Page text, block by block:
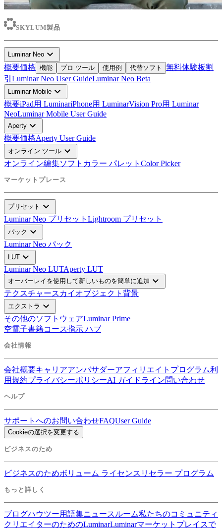
SKYLUM製品
Luminar Neo expand_more
概要価格 機能 プロ ツール 使用例 代替ソフト 無料体験板割
引 Luminar Neo User GuideLuminar Neo Beta
Luminar Mobile expand_more
概要iPad用 LuminariPhone用 LuminarVision Pro用 Luminar
NeoLuminar Mobile User Guide
Aperty expand_more
概要価格Aperty User Guide
オンライン ツール expand_more
オンライン編集ソフト カラー パレット Color Picker
マーケットプレース
プリセット expand_more
Luminar Neo プリセット Lightroom プリセット
パック expand_more
Luminar Neo パック
LUT expand_more
Luminar Neo LUTAperty LUT
オーバーレイを使用して新しいものを簡単に追加 expand_more
テクスチャースカイオブジェクト 背景
エクストラ expand_more
その他のソフトウェアLuminar Prime
空電子書籍コース指示 ハブ
会社情報
会社概要キャリアアンバサダーアフィリエイトプログラム利
用規約プライバシーポリシーAI ガイドライン問い合わせ
ヘルプ
サポートへのお問い合わせFAQUser Guide
Cookieの選択を変更する
ビジネスのため
ビジネスのためボリューム ライセンス リセラー プログラム
もっと詳しく
ブログハウツー用語集ニュースルーム私たちのコミュニティ
クリエイターのためのLuminarLuminarマーケットプレイスで